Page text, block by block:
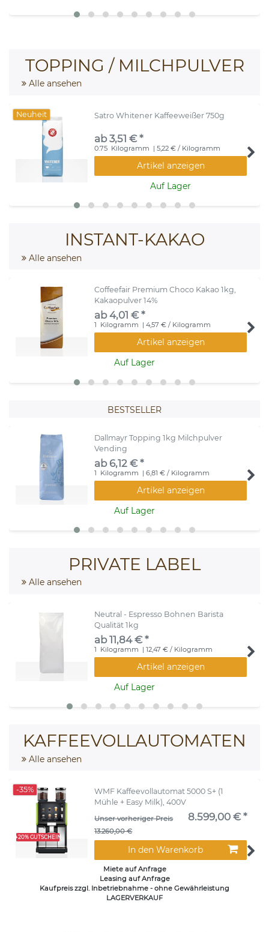
TOPPING / MILCHPULVER
Alle ansehen
Neuheit Satro Whitener Kaffeeweißer 750g
ab 3,51 € *
0.75 Kilogramm | 5,22 € / Kilogramm
Artikel anzeigen
Auf Lager
INSTANT-KAKAO
Alle ansehen
Coffeefair Premium Choco Kakao 1kg,
Kakaopulver 14%
ab 4,01 € *
1 Kilogramm | 4,57 € / Kilogramm
Artikel anzeigen
Auf Lager
BESTSELLER
Dallmayr Topping 1kg Milchpulver
Vending
ab 6,12 € *
1 Kilogramm | 6,81 € / Kilogramm
Artikel anzeigen
Auf Lager
PRIVATE LABEL
Alle ansehen
Neutral - Espresso Bohnen Barista
Qualität 1kg
ab 11,84 € *
1 Kilogramm | 12,47 € / Kilogramm
Artikel anzeigen
Auf Lager
KAFFEEVOLLAUTOMATEN
Alle ansehen
+20% GUTSCHEIN
-35%
WMF Kaffeevollautomat 5000 S+ (1
Mühle + Easy Milk), 400V
Unser vorheriger Preis
13.260,00 €
8.599,00 € *
In den Warenkorb
Miete auf Anfrage
Leasing auf Anfrage
Kaufpreis zzgl. Inbetriebnahme - ohne Gewährleistung
LAGERVERKAUF